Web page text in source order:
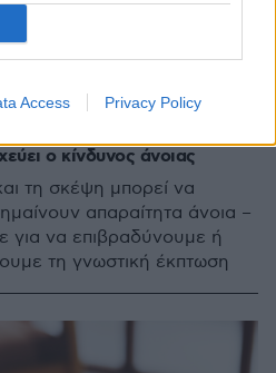
Access Privacy Policy
ο κίνδυνος άνοιας
τη σκέψη μπορεί να
απαραίτητα άνοια –
για να επιβραδύνουμε ή
τη γνωστική έκπτωση